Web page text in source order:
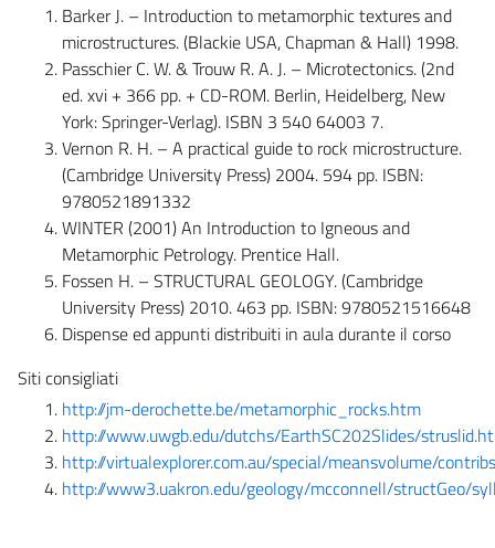
Barker J. – Introduction to metamorphic textures and
microstructures. (Blackie USA, Chapman & Hall) 1998.
Passchier C. W. & Trouw R. A. J. – Microtectonics. (2nd
ed. xvi + 366 pp. + CD-ROM. Berlin, Heidelberg, New
York: Springer-Verlag). ISBN 3 540 64003 7.
Vernon R. H. – A practical guide to rock microstructure.
(Cambridge University Press) 2004. 594 pp. ISBN:
9780521891332
WINTER (2001) An Introduction to Igneous and
Metamorphic Petrology. Prentice Hall.
Fossen H. – STRUCTURAL GEOLOGY. (Cambridge
University Press) 2010. 463 pp. ISBN: 9780521516648
Dispense ed appunti distribuiti in aula durante il corso
Siti consigliati
http://jm-derochette.be/metamorphic_rocks.htm
http://www.uwgb.edu/dutchs/EarthSC202Slides/
http://virtualexplorer.com.au/special/meansvolume/
http://www3.uakron.edu/geology/mcconnell/structGeo/